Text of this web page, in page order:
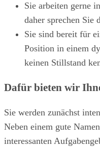
Sie arbeiten gerne
daher sprechen Sie
Sie sind bereit für
Position in einem
keinen Stillstand
Dafür bieten wir
Sie werden zunächst
Neben einem gute
interessanten